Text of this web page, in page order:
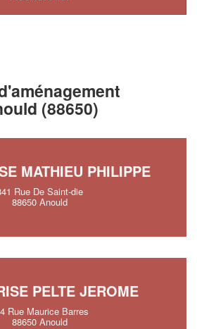
(88650)
MATHIEU PHILIPPE
Rue De Saint-die
88650 Anould
PELTE JEROME
Rue Maurice Barres
88650 Anould